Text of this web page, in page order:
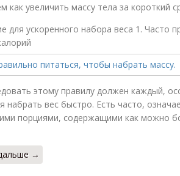
как увеличить массу тела за короткий
для ускоренного набора веса 1. Часто
этому правилу должен каждый,
набрать вес быстро. Есть часто,
порциями, содержащими как можно
→